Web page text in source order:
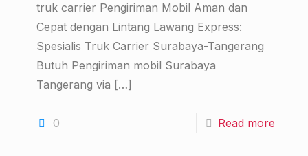
truk carrier Pengiriman Mobil Aman dan
Cepat dengan Lintang Lawang Express:
Spesialis Truk Carrier Surabaya-Tangerang
Butuh Pengiriman mobil Surabaya
Tangerang via […]
0 Read more